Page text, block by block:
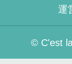
運
© C'est